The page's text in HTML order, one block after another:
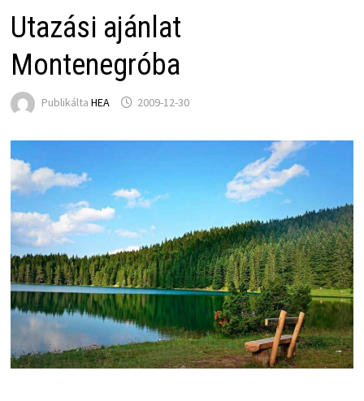
Utazási ajánlat
Montenegróba
Publikálta HEA 2009-12-30